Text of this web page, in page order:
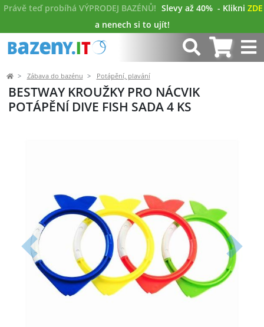
Právě teď probíhá VÝPRODEJ BAZÉNŮ! Slevy až 40% - Klikni ZDE
a nenech si to ujít!
Zábava do bazénu Potápění, plavání
BESTWAY KROUŽKY PRO NÁCVIK
POTÁPĚNÍ DIVE FISH SADA 4 KS
Předchozí Další